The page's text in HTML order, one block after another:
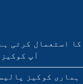
استعمال کرتی
آپ
ہماری کوکیز